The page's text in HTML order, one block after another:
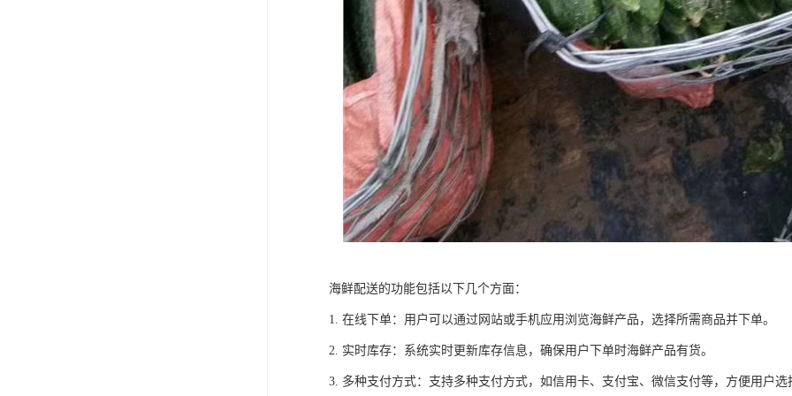
海鲜配送的功能包括以下几个方面：
1. 在线下单：用户可以通过网站或手机应用浏览海鲜产品，选择所需商品并下单。
2. 实时库存：系统实时更新库存信息，确保用户下单时海鲜产品有货。
3. 多种支付方式：支持多种支付方式，如信用卡、支付宝、微信支付等，方便用户选